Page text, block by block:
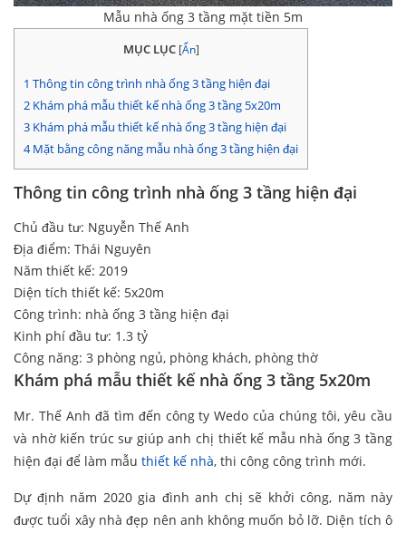
Mẫu nhà ống 3 tầng mặt tiền 5m
MỤC LỤC [Ẩn]
1 Thông tin công trình nhà ống 3 tầng hiện đại
2 Khám phá mẫu thiết kế nhà ống 3 tầng 5x20m
3 Khám phá mẫu thiết kế nhà ống 3 tầng hiện đại
4Mặt bằng công năng mẫu nhà ống 3 tầng hiện đại
Thông tin công trình nhà ống 3 tầng hiện đại
Chủ đầu tư: Nguyễn Thế Anh
Địa điểm: Thái Nguyên
Năm thiết kế: 2019
Diện tích thiết kế: 5x20m
Công trình: nhà ống 3 tầng hiện đại
Kinh phí đầu tư: 1.3 tỷ
Công năng: 3 phòng ngủ, phòng khách, phòng thờ
Khám phá mẫu thiết kế nhà ống 3 tầng 5x20m
Mr. Thế Anh đã tìm đến công ty Wedo của chúng tôi, yêu cầu
và nhờ kiến trúc sư giúp anh chị thiết kế mẫu nhà ống 3 tầng
hiện đại để làm mẫu thiết kế nhà, thi công công trình mới.
Dự định năm 2020 gia đình anh chị sẽ khởi công, năm này
được tuổi xây nhà đẹp nên anh không muốn bỏ lỡ. Diện tích ô